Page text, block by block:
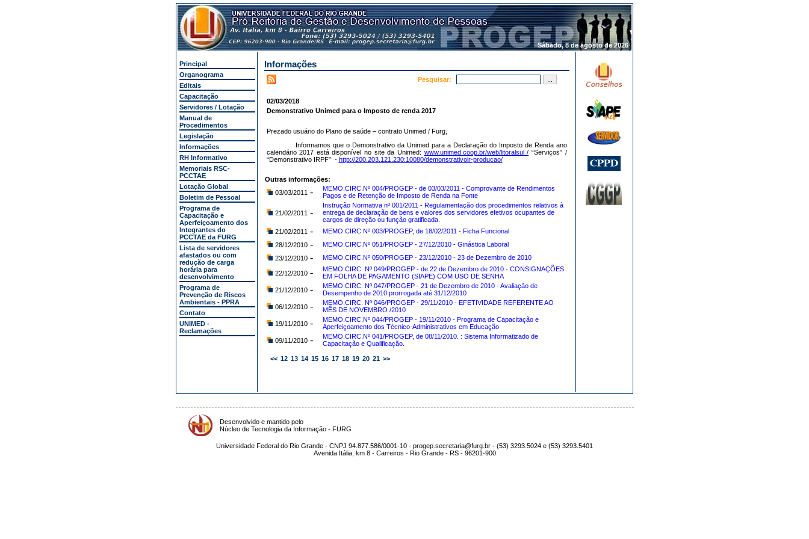
Sábado, 8 de agosto de 2026.
Principal
Organograma
Editais
Capacitação
Servidores / Lotação
Manual de
Procedimentos
Legislação
Informações
RH Informativo
Memoriais RSC-
PCCTAE
Lotação Global
Boletim de Pessoal
Programa de
Capacitação e
Aperfeiçoamento dos
Integrantes do
PCCTAE da FURG
Lista de servidores
afastados ou com
redução de carga
horária para
desenvolvimento
Programa de
Prevenção de Riscos
Ambientais - PPRA
Contato
UNIMED -
Reclamações
Informações
Pesquisar:
02/03/2018
Demonstrativo Unimed para o Imposto de renda 2017
Prezado usuário do Plano de saúde – contrato Unimed / Furg,
Informamos que o Demonstrativo da Unimed para a Declaração do Imposto de Renda ano
calendário 2017 está disponível no site da Unimed: www.unimed.coop.br/web/litoralsul / “Serviços” /
“Demonstrativo IRPF” - http://200.203.121.230:10080/demonstrativoir-producao/
Outras informações:
03/03/2011 -
MEMO.CIRC.Nº 004/PROGEP - de 03/03/2011 - Comprovante de Rendimentos
Pagos e de Retenção de Imposto de Renda na Fonte
21/02/2011 -
Instrução Normativa nº 001/2011 - Regulamentação dos procedimentos relativos à
entrega de declaração de bens e valores dos servidores efetivos ocupantes de
cargos de direção ou função gratificada.
21/02/2011 -
MEMO.CIRC.Nº 003/PROGEP, de 18/02/2011 - Ficha Funcional
28/12/2010-
MEMO.CIRC.Nº 051/PROGEP - 27/12/2010 - Ginástica Laboral
23/12/2010- MEMO.CIRC.Nº 050/PROGEP - 23/12/2010 - 23 de Dezembro de 2010
22/12/2010-
MEMO.CIRC. Nº 049/PROGEP - de 22 de Dezembro de 2010 - CONSIGNAÇÕES
EM FOLHA DE PAGAMENTO (SIAPE) COM USO DE SENHA
21/12/2010-
MEMO.CIRC. Nº 047/PROGEP - 21 de Dezembro de 2010 - Avaliação de
Desempenho de 2010 prorrogada até 31/12/2010
06/12/2010-
MEMO.CIRC. Nº 046/PROGEP - 29/11/2010 - EFETIVIDADE REFERENTE AO
MÊS DE NOVEMBRO /2010
19/11/2010-
MEMO.CIRC.Nº 044/PROGEP - 19/11/2010 - Programa de Capacitação e
Aperfeiçoamento dos Técnico-Administrativos em Educação
09/11/2010-
MEMO.CIRC.Nº 041/PROGEP, de 08/11/2010. : Sistema Informatizado de
Capacitação e Qualificação.
<< 12 13 14 15 16 17 18 19 20 21 >>
Desenvolvido e mantido pelo
Núcleo de Tecnologia da Informação - FURG
Universidade Federal do Rio Grande - CNPJ 94.877.586/0001-10 - progep.secretaria@furg.br - (53) 3293.5024 e (53) 3293.5401
Avenida Itália, km 8 - Carreiros - Rio Grande - RS - 96201-900